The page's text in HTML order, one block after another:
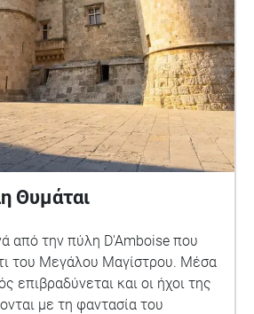
Θυμάται
από την πύλη D'Amboise που
του Μεγάλου Μαγίστρου. Μέσα
επιβραδύνεται και οι ήχοι της
με τη φαντασία του